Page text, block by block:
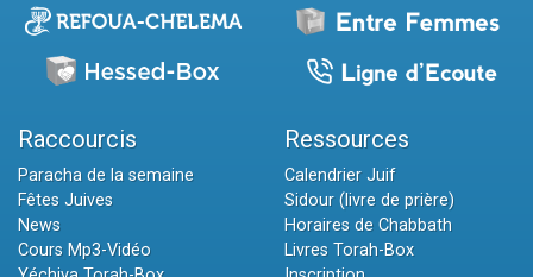
Raccourcis
Paracha de la semaine
Fêtes Juives
News
Cours Mp3-Vidéo
Ressources
Calendrier Juif
Sidour (livre de prière)
Horaires de Chabbath
Livres Torah-Box